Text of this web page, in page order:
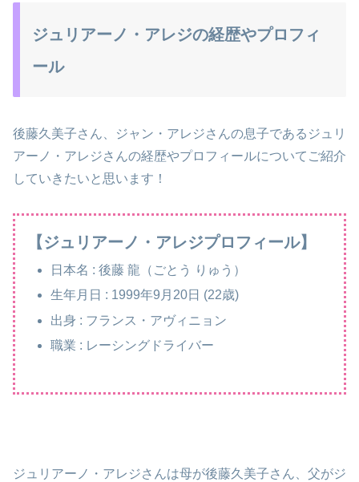
ジュリアーノ・アレジの経歴やプロフィ
ール
後藤久美子さん、ジャン・アレジさんの息子であるジュリ
アーノ・アレジさんの経歴やプロフィールについてご紹介
していきたいと思います！
【ジュリアーノ・アレジプロフィール】
日本名 : 後藤 龍（ごとう りゅう）
生年月日 : 1999年9月20日 (22歳)
出身 : フランス・アヴィニョン
職業 : レーシングドライバー
ジュリアーノ・アレジさんは母が後藤久美子さん、父がジ